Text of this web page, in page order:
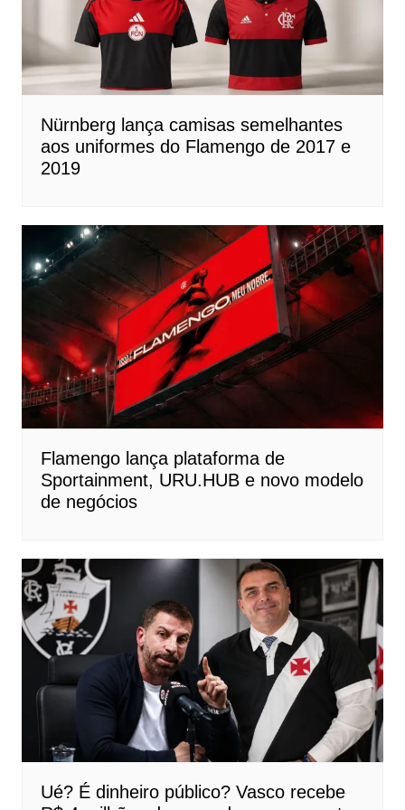
Nürnberg lança camisas semelhantes
aos uniformes do Flamengo de 2017 e
2019
Flamengo lança plataforma de
Sportainment, URU.HUB e novo modelo
de negócios
Ué? É dinheiro público? Vasco recebe